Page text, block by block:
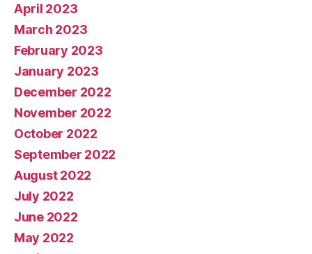
April 2023
March 2023
February 2023
January 2023
December 2022
November 2022
October 2022
September 2022
August 2022
July 2022
June 2022
May 2022